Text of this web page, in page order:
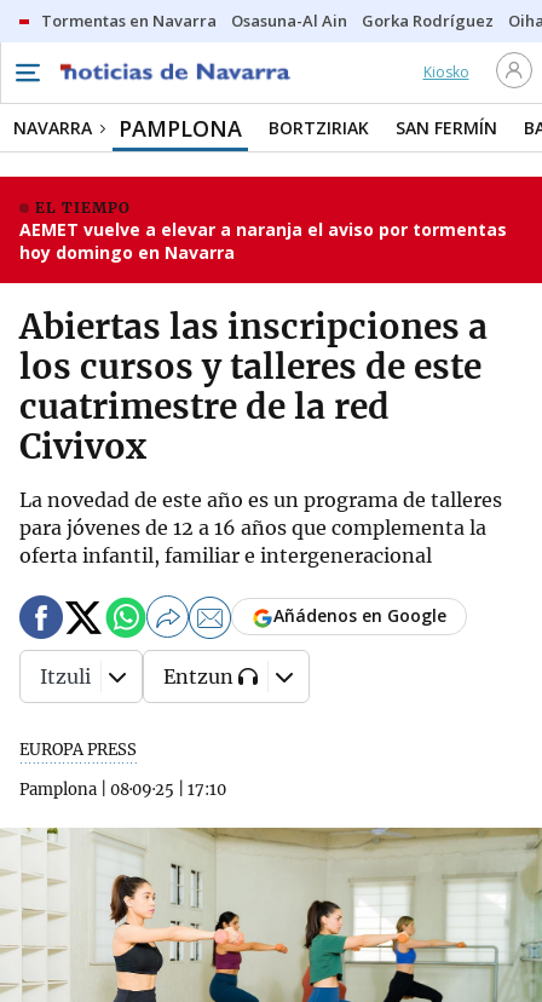
Tormentas en Navarra Osasuna-Al Ain Gorka Rodríguez
Kiosko
NAVARRA PAMPLONA BORTZIRIAK SAN FERMÍN
EL TIEMPO
AEMET vuelve a elevar a naranja el aviso por tormentas
hoy domingo en Navarra
Abiertas las inscripciones a
los cursos y talleres de este
cuatrimestre de la red
Civivox
La novedad de este año es un programa de talleres
para jóvenes de 12 a 16 años que complementa la
oferta infantil, familiar e intergeneracional
EUROPA PRESS
Pamplona
08·09·25 17:10
Añádenos en Google
Itzuli Entzun